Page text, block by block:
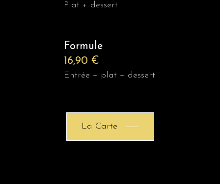
Plat + dessert
Formule
16,90 €
Entrée + plat + dessert
La Carte